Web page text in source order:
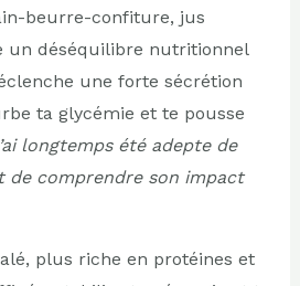
beurre-confiture, jus
un déséquilibre nutritionnel
une forte sécrétion
ta glycémie et te pousse
longtemps été adepte de
de comprendre son impact
plus riche en protéines et